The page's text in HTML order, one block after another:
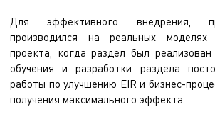
Для эффективного внедрения,
производился на реальных моделях
проекта, когда раздел был
обучения и разработки раздела
работы по улучшению EIR и бизнес-
получения максимального эффекта.